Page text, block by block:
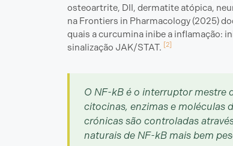
osteoartrite, DII, dermatite atópica,
na Frontiers in Pharmacology (2025)
quais a curcumina inibe a inflamação:
sinalização JAK/STAT.
[2]
O NF-kB é o interruptor mestre
citocinas, enzimas e moléculas
crónicas são controladas
naturais de NF-kB mais bem